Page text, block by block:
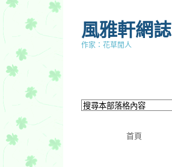
風雅軒網誌
首頁
作家：花草閒人